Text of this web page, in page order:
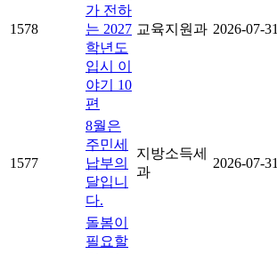
1578
가 전하
는 2027
학년도
입시 이
야기 10
편
교육지원과 2026-07-31
1577
8월은
주민세
납부의
달입니
다.
지방소득세
과
2026-07-31
돌봄이
필요할